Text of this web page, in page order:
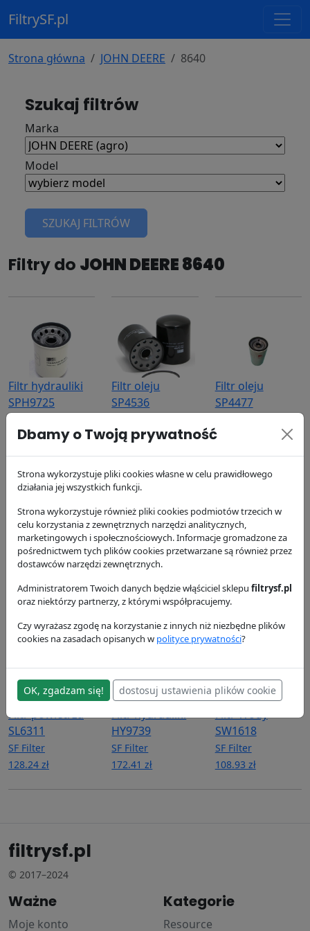
FiltrySF.pl
Strona główna JOHN DEERE 8640
Szukaj filtrów
Marka
Model
SZUKAJ FILTRÓW
Filtry do JOHN DEERE 8640
Filtr hydrauliki
SPH9725
86.47 zł
Filtr oleju
SP4536
82.37 zł
Filtr oleju
SP4477
83.12 zł
Filtr paliwa
SK3566
SF Filter
84.06 zł
Filtr paliwa
SK3567
SF Filter
154.4 zł
Filtr powietrza
SF Filter
337.48 zł
Filtr powietrza
SL6311
SF Filter
128.24 zł
Filtr hydrauliki
HY9739
SF Filter
172.41 zł
Filtr Wody
SW1618
SF Filter
108.93 zł
filtrysf.pl
© 2017–2024
Ważne
Moje konto
Kategorie
Resource
Dbamy o Twoją prywatność
Strona wykorzystuje pliki cookies własne w celu prawidłowego
działania jej wszystkich funkcji.
Strona wykorzystuje również pliki cookies podmiotów trzecich w
celu korzystania z zewnętrznych narzędzi analitycznych,
marketingowych i społecznościowych. Informacje gromadzone za
pośrednictwem tych plików cookies przetwarzane są również przez
dostawców narzędzi zewnętrznych.
Administratorem Twoich danych będzie włąściciel sklepu filtrysf.pl
oraz niektórzy partnerzy, z którymi współpracujemy.
Czy wyrażasz zgodę na korzystanie z innych niż niezbędne plików
cookies na zasadach opisanych w polityce prywatności?
OK, zgadzam się! dostosuj ustawienia plików cookie